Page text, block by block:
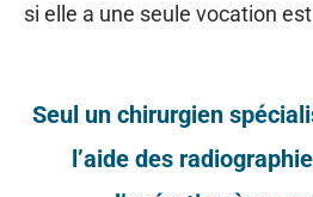
si elle a une seule vocation
Seul un chirurgien
l’aide des